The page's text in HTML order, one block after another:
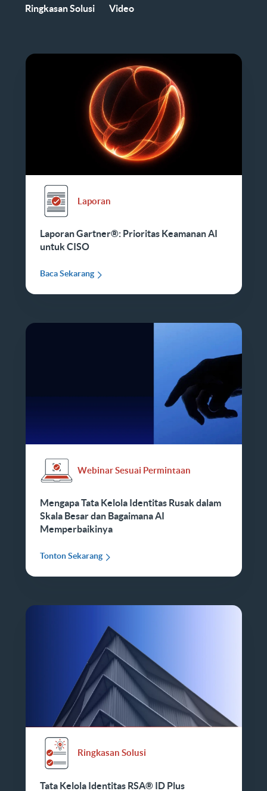
Ringkasan Solusi Video
Laporan
Laporan Gartner®: Prioritas Keamanan AI
untuk CISO
Baca Sekarang
Webinar Sesuai Permintaan
Mengapa Tata Kelola Identitas Rusak dalam
Skala Besar dan Bagaimana AI
Memperbaikinya
Tonton Sekarang
Ringkasan Solusi
Tata Kelola Identitas RSA® ID Plus